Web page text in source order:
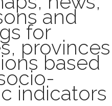
and
for
provinces
based
indicators